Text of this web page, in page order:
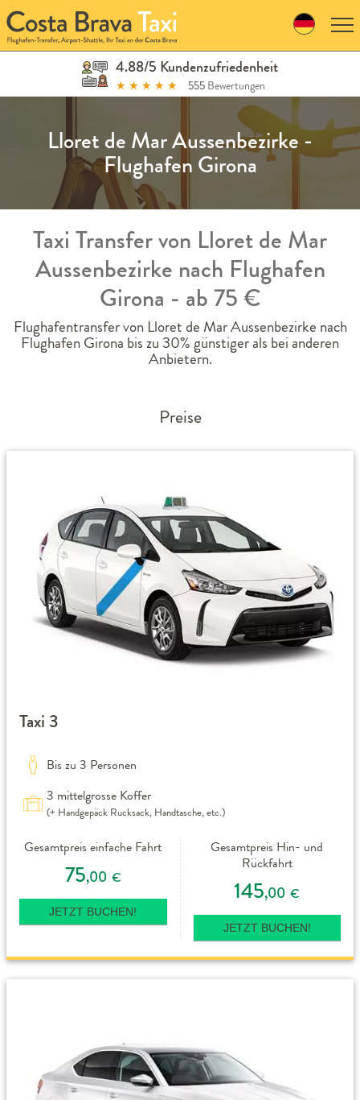
Skip
to
navigation
Skip
4.88/5 Kundenzufriedenheit
★ ★ ★ ★ ★ 555 Bewertungen
Lloret de Mar Aussenbezirke -
Flughafen Girona
Taxi Transfer von Lloret de Mar
Aussenbezirke nach Flughafen
Girona - ab 75 €
Flughafentransfer von Lloret de Mar Aussenbezirke nach
Flughafen Girona bis zu 30% günstiger als bei anderen
Anbietern.
Preise
Taxi 3
Bis zu 3 Personen
3 mittelgrosse Koffer
(+ Handgepäck Rucksack, Handtasche, etc.)
Gesamtpreis einfache Fahrt
75,00 €
JETZT BUCHEN!
Gesamtpreis Hin- und
Rückfahrt
145,00 €
JETZT BUCHEN!